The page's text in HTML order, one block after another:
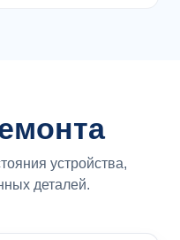
устройства,
деталей.